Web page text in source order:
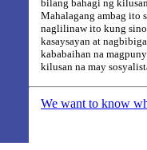
bilang bahagi ng
Mahalagang ambag ito
naglilinaw ito kung sino
kasaysayan at
kababaihan na
kilusan na may
We want to know